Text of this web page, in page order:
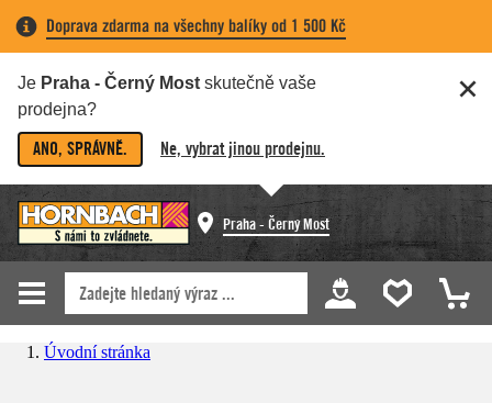
Doprava zdarma na všechny balíky od 1 500 Kč
Je Praha - Černý Most skutečně vaše
prodejna?
ANO, SPRÁVNĚ. Ne, vybrat jinou prodejnu.
Praha - Černý Most
Úvodní stránka